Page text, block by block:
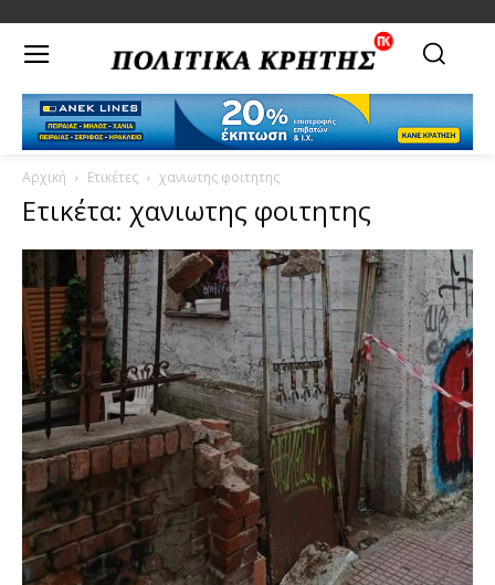
Αρχική Ετικέτες χανιωτης φοιτητης
Ετικέτα: χανιωτης φοιτητης